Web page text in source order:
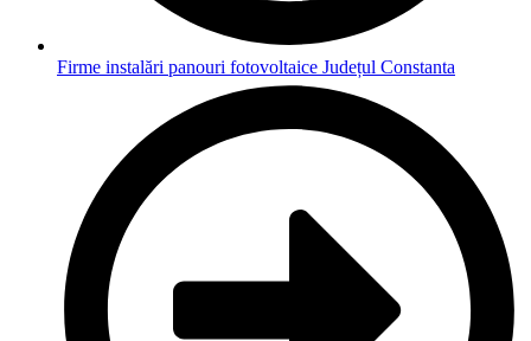
Firme instalări panouri fotovoltaice Județul Constanta